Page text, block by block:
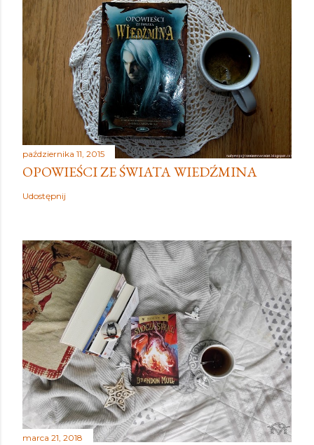
października 11, 2015
OPOWIEŚCI ZE ŚWIATA WIEDŹMINA
Udostępnij
marca 21, 2018